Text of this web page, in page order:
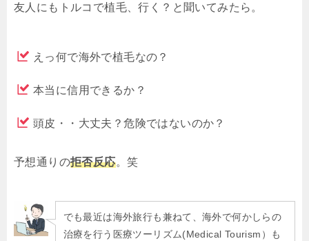
友人にもトルコで植毛、行く？と聞いてみたら。
えっ何で海外で植毛なの？
本当に信用できるか？
頭皮・・大丈夫？危険ではないのか？
予想通りの拒否反応。笑
でも最近は海外旅行も兼ねて、海外で何かしらの
治療を行う医療ツーリズム(Medical Tourism）も